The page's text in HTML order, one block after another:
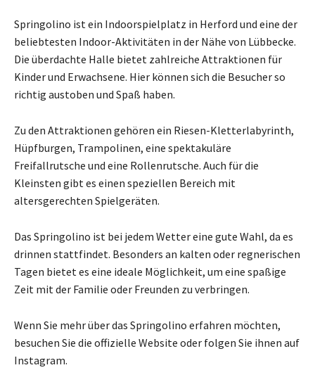
Springolino ist ein Indoorspielplatz in Herford und eine der
beliebtesten Indoor-Aktivitäten in der Nähe von Lübbecke.
Die überdachte Halle bietet zahlreiche Attraktionen für
Kinder und Erwachsene. Hier können sich die Besucher so
richtig austoben und Spaß haben.
Zu den Attraktionen gehören ein Riesen-Kletterlabyrinth,
Hüpfburgen, Trampolinen, eine spektakuläre
Freifallrutsche und eine Rollenrutsche. Auch für die
Kleinsten gibt es einen speziellen Bereich mit
altersgerechten Spielgeräten.
Das Springolino ist bei jedem Wetter eine gute Wahl, da es
drinnen stattfindet. Besonders an kalten oder regnerischen
Tagen bietet es eine ideale Möglichkeit, um eine spaßige
Zeit mit der Familie oder Freunden zu verbringen.
Wenn Sie mehr über das Springolino erfahren möchten,
besuchen Sie die offizielle Website oder folgen Sie ihnen auf
Instagram.